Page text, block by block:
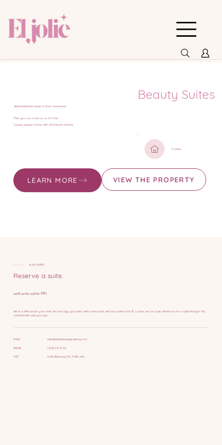
Beauty Suites
Behandelruimte huren in Oost-Vlaanderen
Then you can come to us for this!
*Luxury beauty rooms with all-inclusive service.
4 suites
LEARN MORE VIEW THE PROPERTY
IK WIL HUREN
Reserve a suite.
we'll write within 48h.
Tell us a little about your craft and the days you need. We’ll come back with two suites that fit, a price, and an open afternoon for a walk-through. No
commitment until you sign.
EMAIL
PHONE
VISIT
suites@eljoliebeautyacademy.com
+32 472 10 37 06
Grote Steenweg 260, 9340 Lede